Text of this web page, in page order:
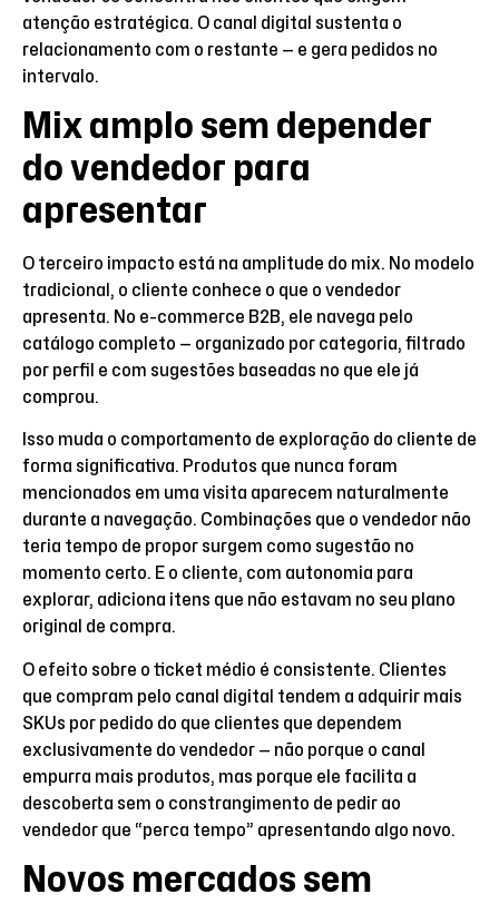
atenção estratégica. O canal digital sustenta o
relacionamento com o restante — e gera pedidos no
intervalo.
Mix amplo sem depender
do vendedor para
apresentar
O terceiro impacto está na amplitude do mix. No modelo
tradicional, o cliente conhece o que o vendedor
apresenta. No e-commerce B2B, ele navega pelo
catálogo completo — organizado por categoria, filtrado
por perfil e com sugestões baseadas no que ele já
comprou.
Isso muda o comportamento de exploração do cliente de
forma significativa. Produtos que nunca foram
mencionados em uma visita aparecem naturalmente
durante a navegação. Combinações que o vendedor não
teria tempo de propor surgem como sugestão no
momento certo. E o cliente, com autonomia para
explorar, adiciona itens que não estavam no seu plano
original de compra.
O efeito sobre o ticket médio é consistente. Clientes
que compram pelo canal digital tendem a adquirir mais
SKUs por pedido do que clientes que dependem
exclusivamente do vendedor — não porque o canal
empurra mais produtos, mas porque ele facilita a
descoberta sem o constrangimento de pedir ao
vendedor que “perca tempo” apresentando algo novo.
Novos mercados sem